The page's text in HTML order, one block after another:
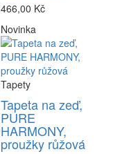
466,00 Kč
Novinka
Tapety
Tapeta na zeď,
PURE
HARMONY,
proužky růžová